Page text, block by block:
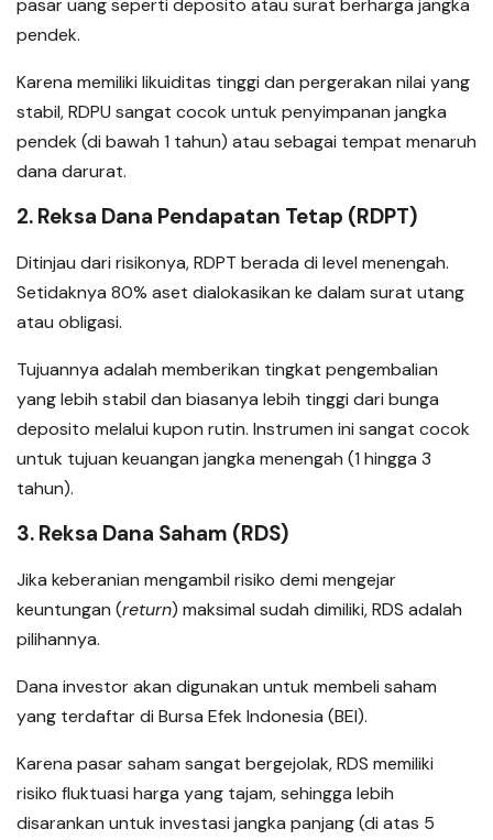
pasar uang seperti deposito atau surat berharga jangka
pendek.
Karena memiliki likuiditas tinggi dan pergerakan nilai yang
stabil, RDPU sangat cocok untuk penyimpanan jangka
pendek (di bawah 1 tahun) atau sebagai tempat menaruh
dana darurat.
2. Reksa Dana Pendapatan Tetap (RDPT)
Ditinjau dari risikonya, RDPT berada di level menengah.
Setidaknya 80% aset dialokasikan ke dalam surat utang
atau obligasi.
Tujuannya adalah memberikan tingkat pengembalian
yang lebih stabil dan biasanya lebih tinggi dari bunga
deposito melalui kupon rutin. Instrumen ini sangat cocok
untuk tujuan keuangan jangka menengah (1 hingga 3
tahun).
3. Reksa Dana Saham (RDS)
Jika keberanian mengambil risiko demi mengejar
keuntungan (return) maksimal sudah dimiliki, RDS adalah
pilihannya.
Dana investor akan digunakan untuk membeli saham
yang terdaftar di Bursa Efek Indonesia (BEI).
Karena pasar saham sangat bergejolak, RDS memiliki
risiko fluktuasi harga yang tajam, sehingga lebih
disarankan untuk investasi jangka panjang (di atas 5